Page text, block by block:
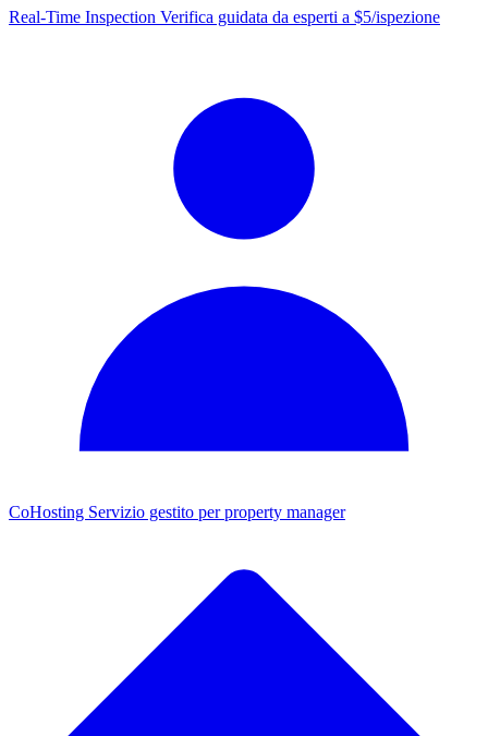
Real-Time Inspection Verifica guidata da esperti a $5/ispezione
CoHosting Servizio gestito per property manager